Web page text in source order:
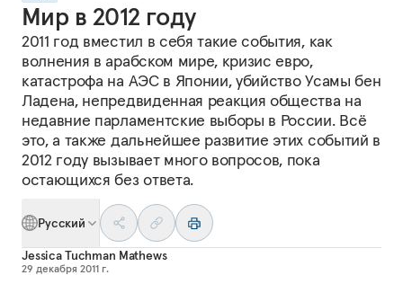
Мир в 2012 году
2011 год вместил в себя такие события, как
волнения в арабском мире, кризис евро,
катастрофа на АЭС в Японии, убийство Усамы бен
Ладена, непредвиденная реакция общества на
недавние парламентские выборы в России. Всё
это, а также дальнейшее развитие этих событий в
2012 году вызывает много вопросов, пока
остающихся без ответа.
Русский
Jessica Tuchman Mathews
29 декабря 2011 г.